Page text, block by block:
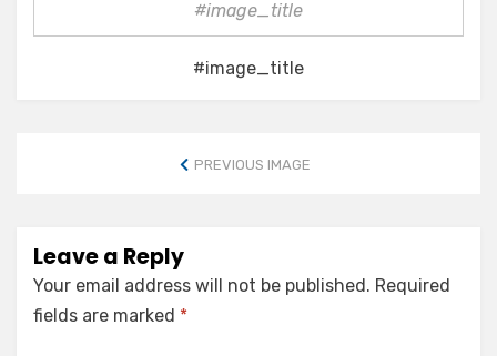
#image_title
#image_title
PREVIOUS IMAGE
Leave a Reply
Your email address will not be published. Required
fields are marked *